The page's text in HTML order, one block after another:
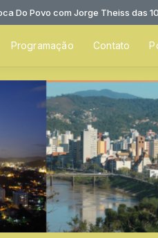
Povo com Jorge Theiss das 10:00
Programação Contato